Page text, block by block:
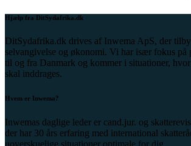
Hjælp fra DitSydafrika.dk
DitSydafrika.dk drives af Inwema ApS, der
selvangivelse og økonomi. Vi har især fokus på
til og fra Danmark og kommer i situationer,
skal inddrages.
Hvem er Inwema?
Inwemas daglige leder er cand.jur. og
der har 30 års erfaring med international